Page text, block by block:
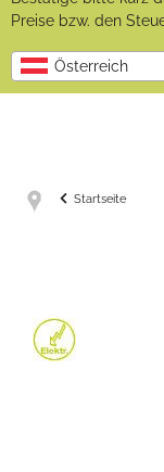
Preise bzw. den
Österreich
Startseite